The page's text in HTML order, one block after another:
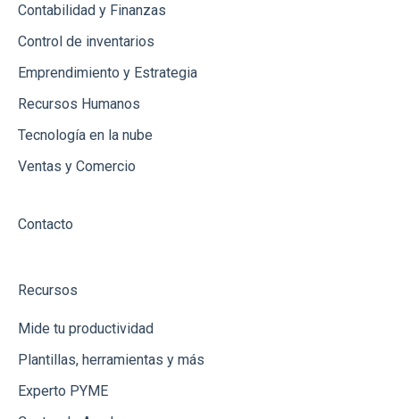
Clientes
Punto de Venta
Ingresos
Contabilidad y Finanzas
Control de inventarios
Emprendimiento y Estrategia
Recursos Humanos
Tecnología en la nube
Ventas y Comercio
Contacto
Recursos
Mide tu productividad
Plantillas, herramientas y más
Experto PYME